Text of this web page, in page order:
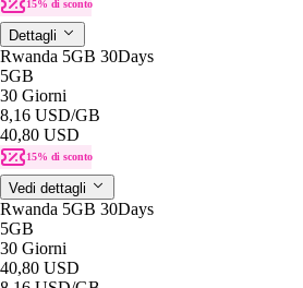
15% di sconto
Dettagli
Rwanda 5GB 30Days
5GB
30 Giorni
8,16 USD/GB
40,80 USD
15% di sconto
Vedi dettagli
Rwanda 5GB 30Days
5GB
30 Giorni
40,80 USD